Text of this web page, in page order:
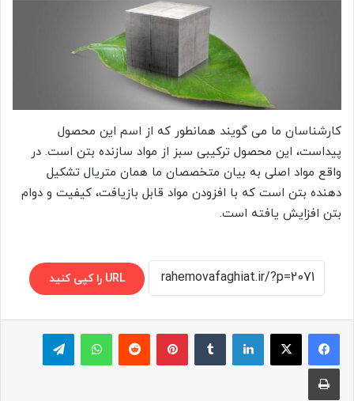
کارشناسان ما می گویند همانطور که از اسم این محصول
پیداست، این محصول ترکیبی سبز از مواد سازنده بتن است. در
واقع مواد اصلی به بیان متخصصان ما همان متریال تشکیل
دهنده بتن است که با افزودن مواد قابل بازیافت، کیفیت و دوام
بتن افزایش یافته است.
URL را کپی کنید
لینکدین ‫تامبلر پینترست‫رددیت واتس آپ تلگرام
چاپ